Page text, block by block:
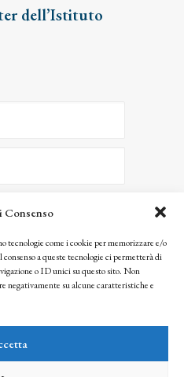
Consenso
come i cookie per memorizzare e/o
a queste tecnologie ci permetterà di
o ID unici su questo sito. Non
negativamente su alcune caratteristiche e
dell’Istituto
tue informazioni saranno trattate
e dell’Istituto Matteucci